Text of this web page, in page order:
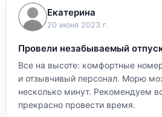
Екатерина
20 июня 2023 г.
Провели незабываемый
Все на высоте: комфортные
и отзывчивый персонал. Морю
несколько минут. Рекомендуем
прекрасно провести время.